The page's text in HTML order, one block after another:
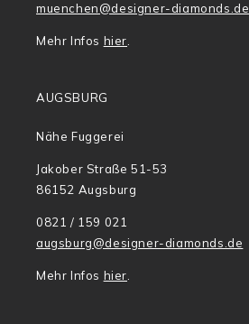
muenchen@designer-diamonds.de
Mehr Infos hier
AUGSBURG
Nähe Fuggerei
Jakober Straße 51-53
86152 Augsburg
0821 / 159 021
augsburg@designer-diamonds.de
Mehr Infos hier